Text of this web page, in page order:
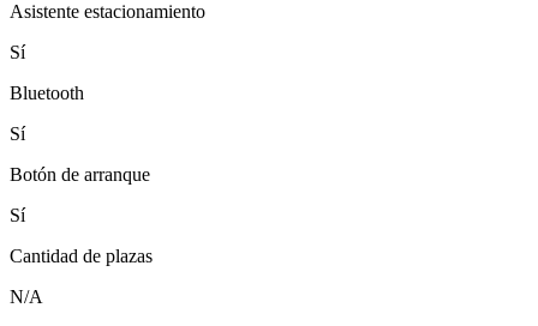
Asistente estacionamiento
Sí
Bluetooth
Sí
Botón de arranque
Sí
Cantidad de plazas
N/A